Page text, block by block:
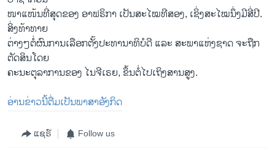
ໜາແໜ້ນທີ່ສຸດຂອງ ອາຟຣິກາ ເປັນສະໄໝທີສອງ, ເຊິ່ງສະໄໝນຶ່ງມີສີ່ປີ.
ສິ່ງທ້າທາຍ
ຕ່າງໆຕໍ່ຜົນການເລືອກຕັ້ງປະທານາທິບໍດີ ແລະ ສະພາແຫ່ງຊາດ ຈະຖືກ
ຕັດສິນໂດຍ
ຄະນະຕຸລາການຂອງ ໄນຈີເຣຍ, ຂຶ້ນຕໍ່ໄປເຖິງສານສູງ.
ອ່ານ​ຂ່າວນີ້​ຕື່ມ​ເປັນ​ພາ​ສາ​ອັງ​ກິດ
ແຊຣ໌ Follow us